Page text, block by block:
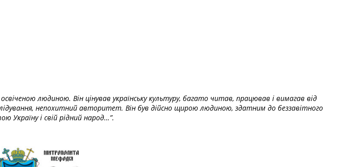
людиною. Він цінував українську культуру, багато читав, працював і вимагав від
непохитний авторитет. Він був дійсно щирою людиною, здатним до беззавітного
Україну і свій рідний народ…”.